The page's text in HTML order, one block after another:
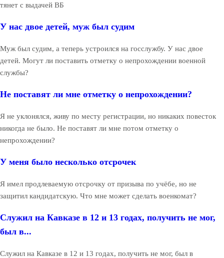
тянет с выдачей ВБ
У нас двое детей, муж был судим
Муж был судим, а теперь устроился на госслужбу. У нас двое
детей. Могут ли поставить отметку о непрохождении военной
службы?
Не поставят ли мне отметку о непрохождении?
Я не уклонялся, живу по месту регистрации, но никаких повесток
никогда не было. Не поставят ли мне потом отметку о
непрохождении?
У меня было несколько отсрочек
Я имел продлеваемую отсрочку от призыва по учёбе, но не
защитил кандидатскую. Что мне может сделать военкомат?
Служил на Кавказе в 12 и 13 годах, получить не мог,
был в...
Служил на Кавказе в 12 и 13 годах, получить не мог, был в